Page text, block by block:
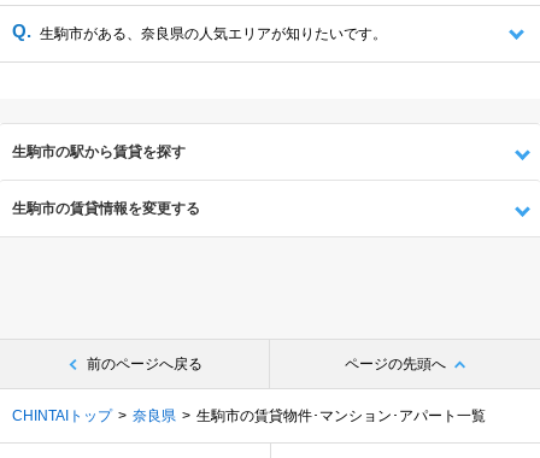
生駒市がある、奈良県の人気エリアが知りたいです。
生駒市の駅から賃貸を探す
生駒市の賃貸情報を変更する
前のページへ戻る ページの先頭へ
CHINTAIトップ 奈良県 生駒市の賃貸物件･マンション･アパート一覧